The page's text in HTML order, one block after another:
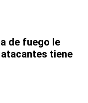
de fuego le
tiene